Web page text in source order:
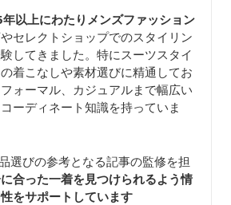
以上にわたりメンズファッション
やセレクトショップでのスタイリン
してきました。特にスーツスタイ
着こなしや素材選びに精通してお
ォーマル、カジュアルまで幅広い
ーディネート知識を持っていま
選びの参考となる記事の監修を担
合った一着を見つけられるよう情
をサポートしています